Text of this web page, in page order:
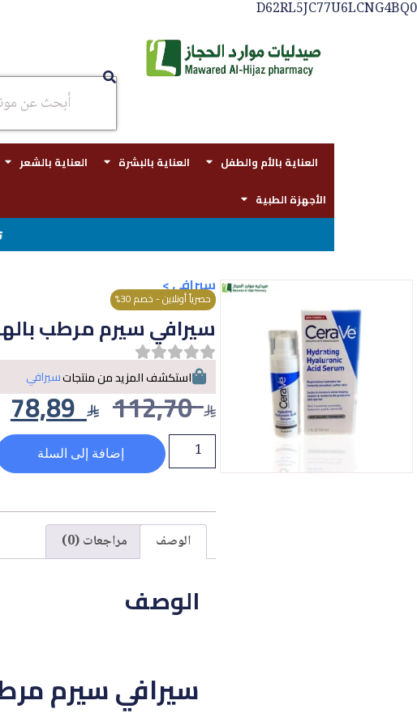
D62RL5JC77U6LCNG4BQ0
العناية بالأم والطفل العناية بالبشرة العناية بالشعر
الأجهزة الطبية
توصيل مجاني بجدة للطلبات فوق قيمه ال ١٠٠ ريال -
سيرافي>
حصرياً أونلاين - خصم 30%
سيرافي سيرم مرطب
استكشف المزيد من منتجاتسيرافي
112,70
78,89
إضافة إلى السلة
الوصف مراجعات (0)
الوصف
سيرافي سيرم